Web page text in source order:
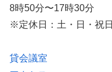
8時50分〜17時30分
※定休日：土・日・祝日
貸会議室